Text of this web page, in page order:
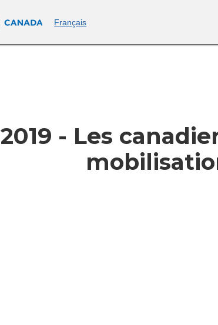
Français
2019 - Les